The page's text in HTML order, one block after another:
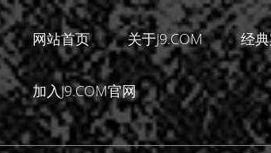
网站首页 关于J9.COM 经
加入J9.COM官网